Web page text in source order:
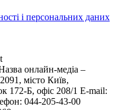
і персональних даних
онлайн-медіа –
місто Київ,
Б, офіс 208/1 E-mail:
044-205-43-00